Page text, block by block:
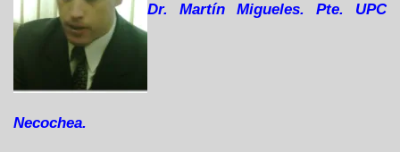
Dr. Martín Migueles. Pte. UPC
Necochea.